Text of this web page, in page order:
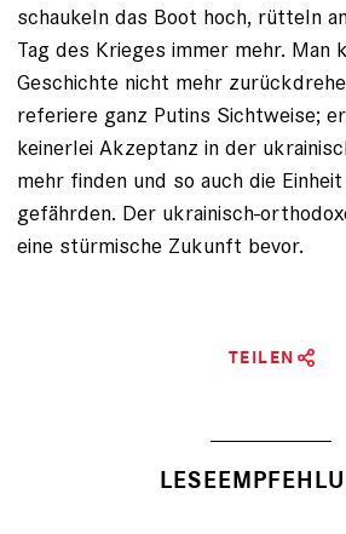
schaukeln das Boot hoch, rütteln
Tag des Krieges immer mehr. Man
Geschichte nicht mehr
referiere ganz Putins Sichtweise;
keinerlei Akzeptanz in der
mehr finden und so auch die
gefährden. Der ukrainisch-
eine stürmische Zukunft bevor.
TEILEN